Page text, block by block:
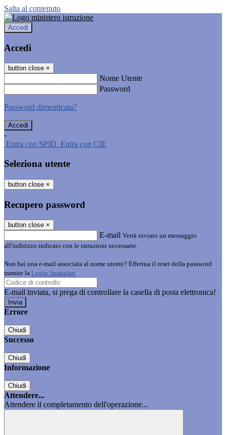
Salta al contenuto
Accedi
Accedi
button close ×
Nome Utente
Password
Password dimenticata?
-
Entra con SPID Entra con CIE
Seleziona utente
button close ×
Recupero password
button close ×
E-mail Verrà inviato un messaggio
all'indirizzo indicato con le istruzioni necessarie.
Non hai una e-mail associata al nome utente? Effettua il reset della password
tramite la Login Spaggiari
E-mail inviata, si prega di controllare la casella di posta elettronica!
Errore
Chiudi
Successo
Chiudi
Informazione
Chiudi
Attendere...
Attendere il completamento dell'operazione...